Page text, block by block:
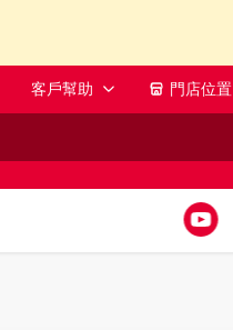
客戶幫助 門店位置